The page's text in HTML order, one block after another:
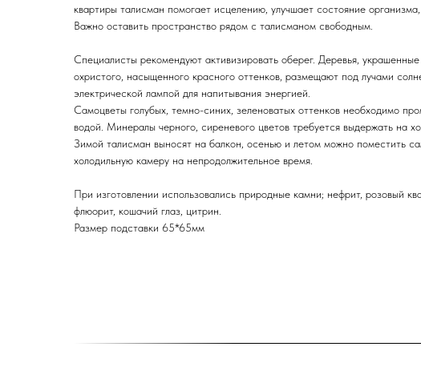
квартиры талисман помогает исцелению, улучшает состояние
Важно оставить пространство рядом с талисманом свободным.
Специалисты рекомендуют активизировать оберег. Деревья,
охристого, насыщенного красного оттенков, размещают под лучами
электрической лампой для напитывания энергией.
Самоцветы голубых, темно-синих, зеленоватых оттенков необходимо
водой. Минералы черного, сиреневого цветов требуется выдержать на
Зимой талисман выносят на балкон, осенью и летом можно поместить
холодильную камеру на непродолжительное время.
При изготовлении использовались природные камни; нефрит, розовый
флюорит, кошачий глаз, цитрин.
Размер подставки 65*65мм